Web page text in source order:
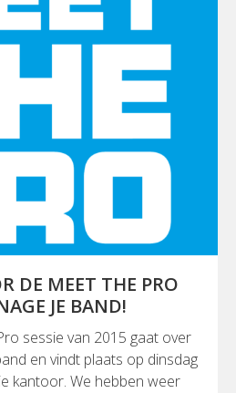
DE MEET THE PRO
JE BAND!
sessie van 2015 gaat over
en vindt plaats op dinsdag
kantoor. We hebben weer